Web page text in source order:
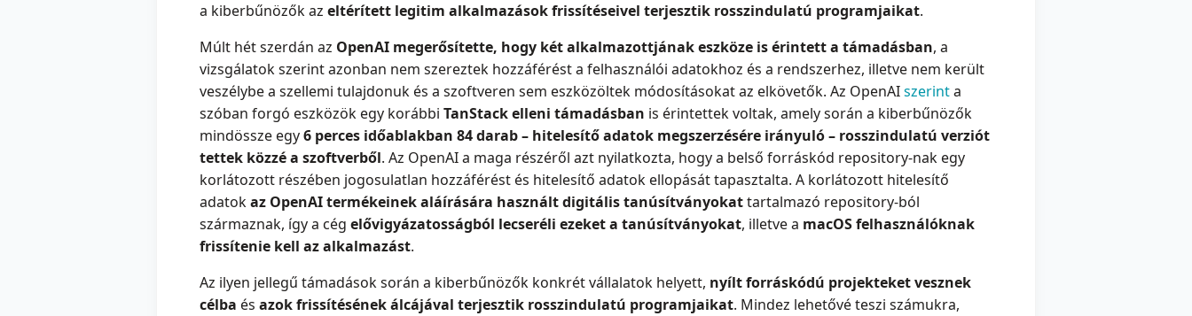
a kiberbűnözők az eltérített legitim alkalmazások frissítéseivel terjesztik rosszindulatú programjaikat.
Múlt hét szerdán az OpenAI megerősítette, hogy két alkalmazottjának eszköze is érintett a támadásban, a
vizsgálatok szerint azonban nem szereztek hozzáférést a felhasználói adatokhoz és a rendszerhez, illetve nem került
veszélybe a szellemi tulajdonuk és a szoftveren sem eszközöltek módosításokat az elkövetők. Az OpenAIszerinta
szóban forgó eszközök egy korábbi TanStack elleni támadásban is érintettek voltak, amely során a kiberbűnözők
mindössze egy6 perces időablakban 84 darab – hitelesítő adatok megszerzésére irányuló – rosszindulatú verziót
tettek közzé a szoftverből. Az OpenAI a maga részéről azt nyilatkozta, hogy a belső forráskód repository-nak egy
korlátozott részében jogosulatlan hozzáférést és hitelesítő adatok ellopását tapasztalta. A korlátozott hitelesítő
adatokaz OpenAI termékeinek aláírására használt digitális tanúsítványokattartalmazó repository-ból
származnak, így a cég elővigyázatosságból lecseréli ezeket a tanúsítványokat, illetve a macOS felhasználóknak
frissítenie kell az alkalmazást.
Az ilyen jellegű támadások során a kiberbűnözők konkrét vállalatok helyett, nyílt forráskódú projekteket vesznek
célba és azok frissítésének álcájával terjesztik rosszindulatú programjaikat. Mindez lehetővé teszi számukra,